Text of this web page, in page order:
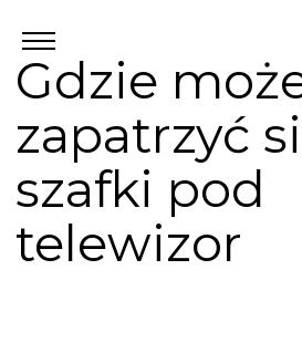
Gdzie
zapatrzyć
szafki pod
telewizor